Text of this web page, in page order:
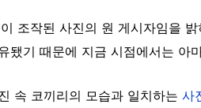
조작된 사진의 원 게시자임을
됐기 때문에 지금 시점에서는 아
속 코끼리의 모습과 일치하는 사